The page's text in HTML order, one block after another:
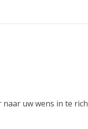
uw wens in te